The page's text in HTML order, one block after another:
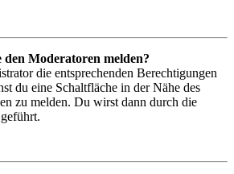
Moderatoren melden?
die entsprechenden Berechtigungen
du eine Schaltfläche in der Nähe des
zu melden. Du wirst dann durch die